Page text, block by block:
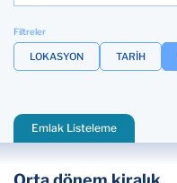
Filtreler
LOKASYON TARİH
Emlak Listeleme